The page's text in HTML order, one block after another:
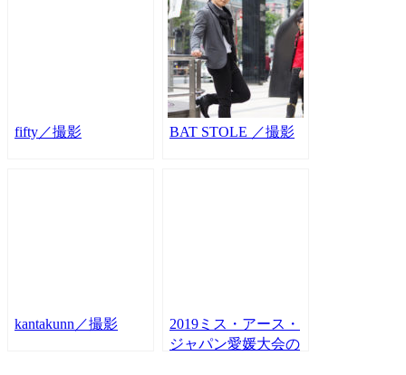
fifty／撮影 BAT STOLE ／撮影
kantakunn／撮影
2019ミス・アース・
ジャパン愛媛大会の